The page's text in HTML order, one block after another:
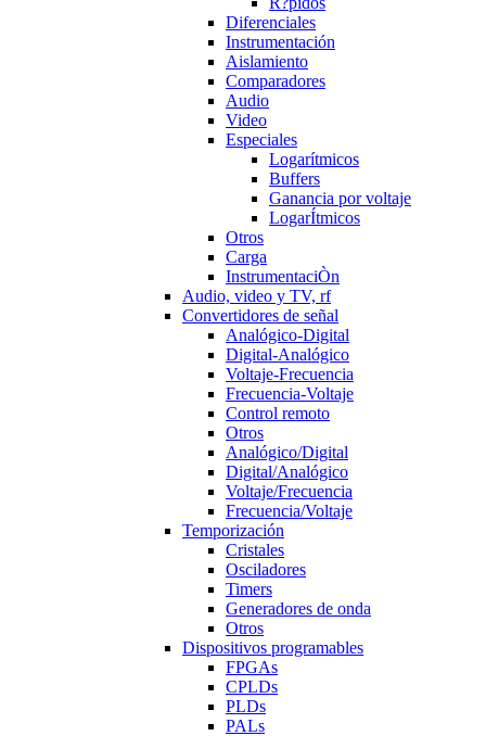
Diferenciales
Instrumentación
Aislamiento
Comparadores
Audio
Video
Especiales
Logarítmicos
Buffers
Ganancia por voltaje
LogarÍtmicos
Otros
Carga
InstrumentaciÒn
Audio, video y TV, rf
Convertidores de señal
Analógico-Digital
Digital-Analógico
Voltaje-Frecuencia
Frecuencia-Voltaje
Control remoto
Otros
Analógico/Digital
Digital/Analógico
Voltaje/Frecuencia
Frecuencia/Voltaje
Temporización
Cristales
Osciladores
Timers
Generadores de onda
Otros
Dispositivos programables
FPGAs
CPLDs
PLDs
PALs